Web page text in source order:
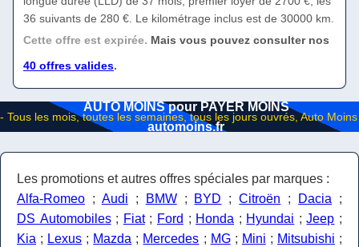
36 suivants de 280 €. Le kilométrage inclus est de 30000 km.
Cette offre est expirée. Mais vous pouvez consulter nos
40 offres valides.
AUTO MOINS pour PAYER MOINS
automoins.fr
Les promotions et autres offres spéciales par marques :
Alfa-Romeo ; Audi ; BMW; BYD ;Citroën ; Dacia ;
DS Automobiles; Fiat; Ford ; Honda ; Hyundai ;Jeep ;
Kia ; Lexus ; Mazda ; Mercedes ; MG; Mini ; Mitsubishi ;